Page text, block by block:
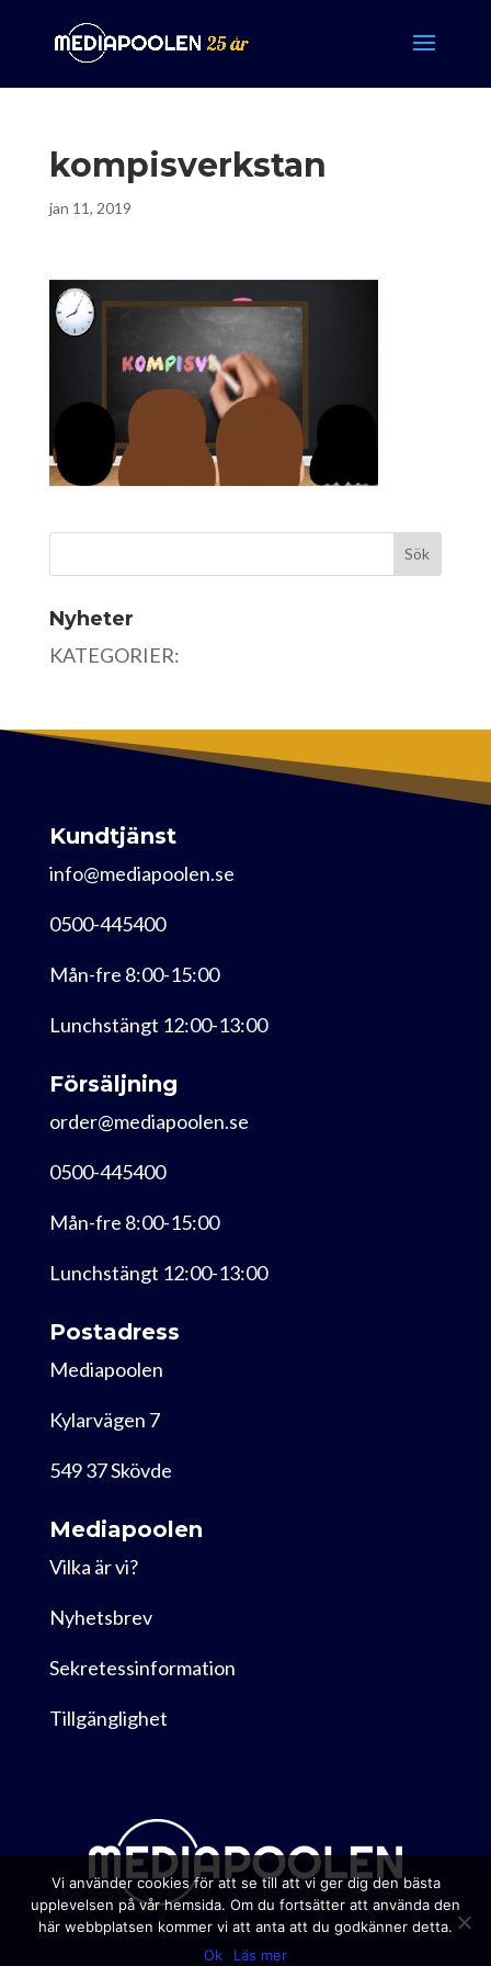
kompisverkstan
jan 11, 2019
Nyheter
KATEGORIER:
Kundtjänst
info@mediapoolen.se
0500-445400
Mån-fre 8:00-15:00
Lunchstängt 12:00-13:00
Försäljning
order@mediapoolen.se
0500-445400
Mån-fre 8:00-15:00
Lunchstängt 12:00-13:00
Postadress
Mediapoolen
Kylarvägen 7
549 37 Skövde
Mediapoolen
Vilka är vi?
Nyhetsbrev
Sekretessinformation
Tillgänglighet
Vi använder cookies för att se till att vi ger dig den bästa
upplevelsen på vår hemsida. Om du fortsätter att använda den
här webbplatsen kommer vi att anta att du godkänner detta.
Ok
Läs mer